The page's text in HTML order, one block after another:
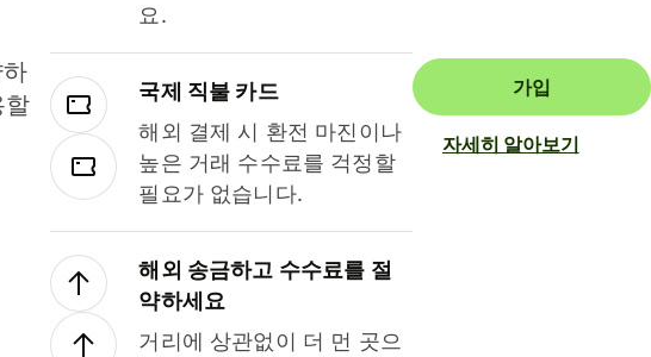
할
요.
국제 직불 카드
해외 결제 시 환전 마진이나
높은 거래 수수료를 걱정할
필요가 없습니다.
해외 송금하고 수수료를 절
약하세요
거리에 상관없이 더 먼 곳으
가입
자세히 알아보기